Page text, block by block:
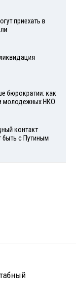
приехать в
бюрократии: как
молодежных НКО
контакт
с Путиным